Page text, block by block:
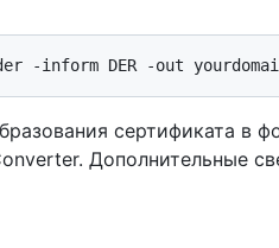
сертификата в
Дополнительные